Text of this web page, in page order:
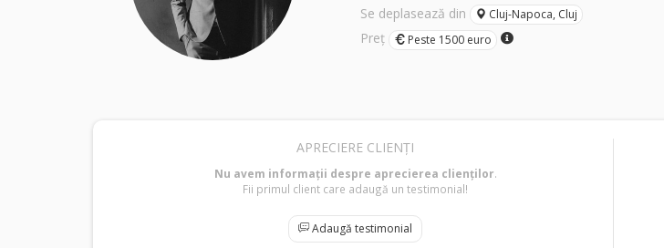
Se deplasează din
Cluj-Napoca, Cluj
Preț Peste 1500 euro
APRECIERE CLIENȚI
Nu avem informații despre aprecierea clienților.
Fii primul client care adaugă un testimonial!
Adaugă testimonial